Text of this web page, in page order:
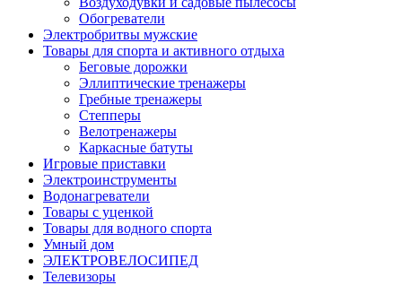
Обогреватели
Электробритвы мужские
Товары для спорта и активного отдыха
Беговые дорожки
Эллиптические тренажеры
Гребные тренажеры
Степперы
Велотренажеры
Каркасные батуты
Игровые приставки
Электроинструменты
Водонагреватели
Товары с уценкой
Товары для водного спорта
Умный дом
ЭЛЕКТРОВЕЛОСИПЕД
Телевизоры